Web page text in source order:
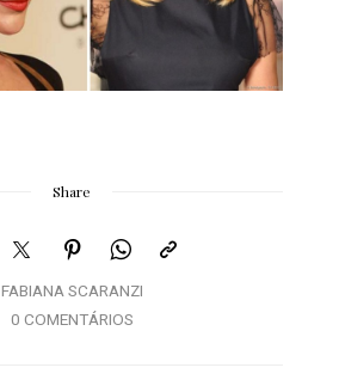
Share
FABIANA SCARANZI
0 COMENTÁRIOS